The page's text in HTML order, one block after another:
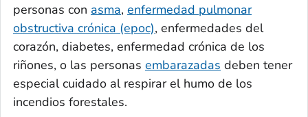
personas con asma, enfermedad pulmonar
obstructiva crónica (epoc), enfermedades del
corazón, diabetes, enfermedad crónica de los
riñones, o las personas embarazadas deben tener
especial cuidado al respirar el humo de los
incendios forestales.